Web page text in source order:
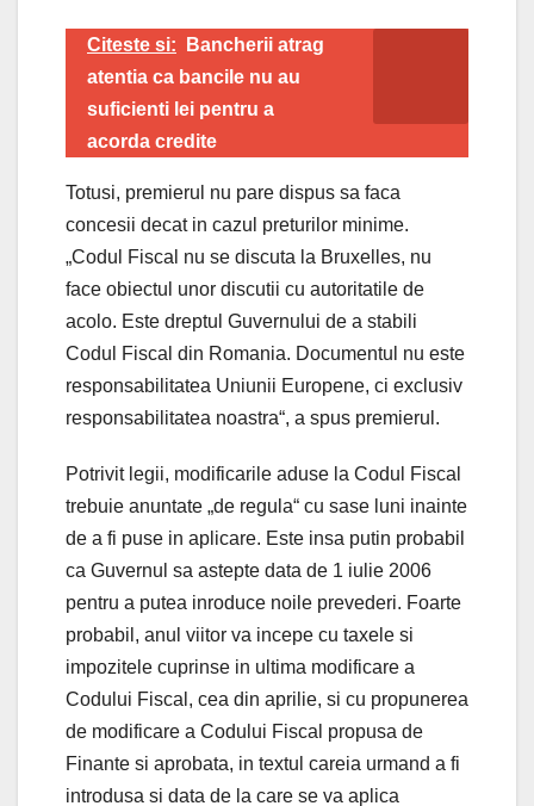
Citeste si:
Bancherii atrag
atentia ca bancile nu au
suficienti lei pentru a
acorda credite
Totusi, premierul nu pare dispus sa faca
concesii decat in cazul preturilor minime.
„Codul Fiscal nu se discuta la Bruxelles, nu
face obiectul unor discutii cu autoritatile de
acolo. Este dreptul Guvernului de a stabili
Codul Fiscal din Romania. Documentul nu este
responsabilitatea Uniunii Europene, ci exclusiv
responsabilitatea noastra“, a spus premierul.
Potrivit legii, modificarile aduse la Codul Fiscal
trebuie anuntate „de regula“ cu sase luni inainte
de a fi puse in aplicare. Este insa putin probabil
ca Guvernul sa astepte data de 1 iulie 2006
pentru a putea inroduce noile prevederi. Foarte
probabil, anul viitor va incepe cu taxele si
impozitele cuprinse in ultima modificare a
Codului Fiscal, cea din aprilie, si cu propunerea
de modificare a Codului Fiscal propusa de
Finante si aprobata, in textul careia urmand a fi
introdusa si data de la care se va aplica